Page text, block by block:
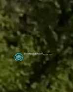
Басейнове управління
водних ресурсів річок Прут та Сірет